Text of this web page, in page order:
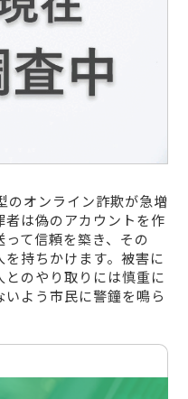
のオンライン詐欺が急増
者は偽のアカウントを作
て信頼を築き、その
持ちかけます。被害に
のやり取りには慎重に
よう市民に警鐘を鳴ら